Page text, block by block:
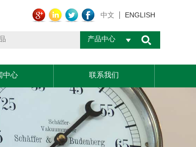
中文 ENGLISH
产品中心
中心 联系我们